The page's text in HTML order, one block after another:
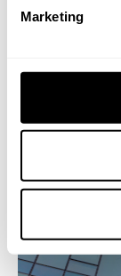
Marketing
moderner
bieten,
Faktoren zu
für Ihre